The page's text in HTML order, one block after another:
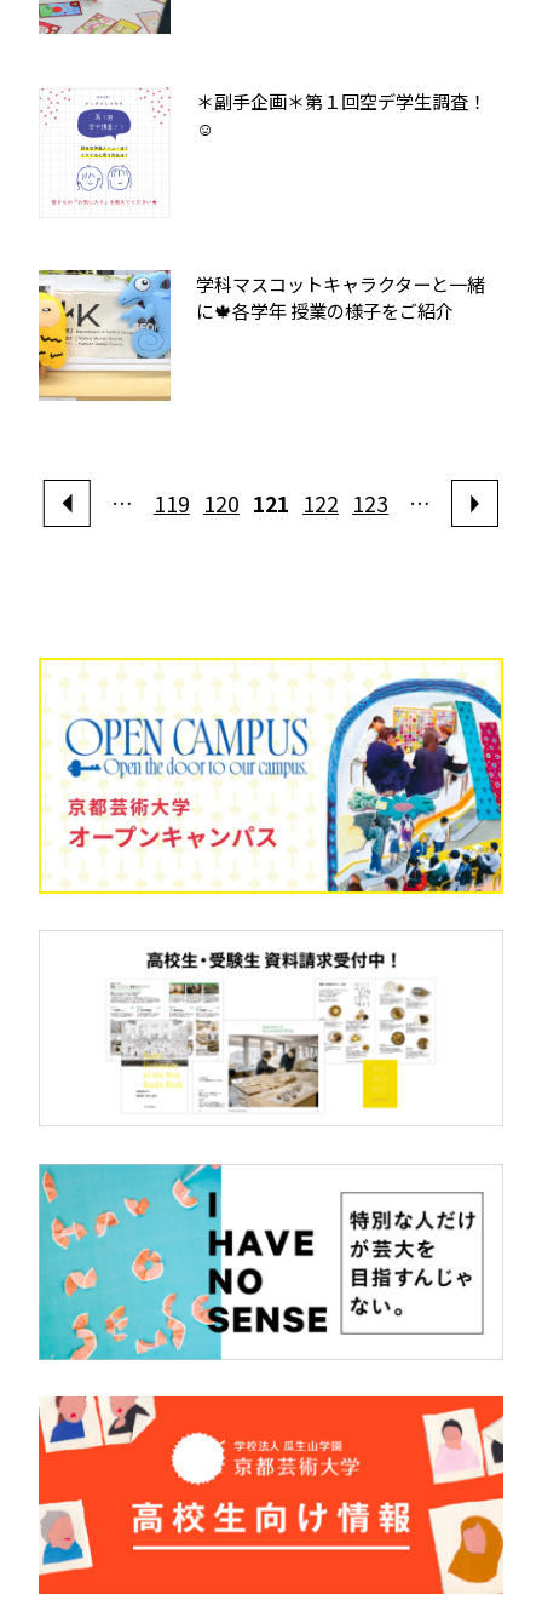
＊副手企画＊第１回空デ学生調査！
☺
学科マスコットキャラクターと一緒
に🍁各学年 授業の様子をご紹介
… 119 120 121 122 123 …